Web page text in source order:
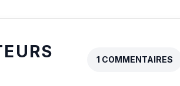
1 COMMENTAIRES